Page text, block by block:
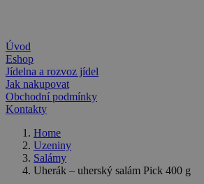
Úvod
Eshop
Jídelna a rozvoz jídel
Jak nakupovat
Obchodní podmínky
Kontakty
Home
Uzeniny
Salámy
Uherák – uherský salám Pick 400 g